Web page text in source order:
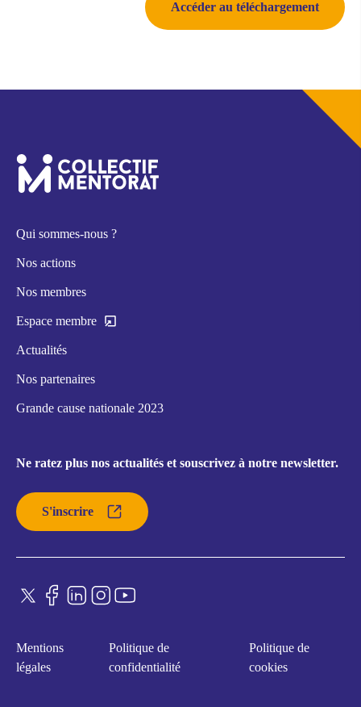
Qui sommes-nous ?
Nos actions
Nos membres
Espace membre
Actualités
Nos partenaires
Grande cause nationale 2023
Ne ratez plus nos actualités et souscrivez à notre newsletter.
S'inscrire
Mentions
légales
Politique de
confidentialité
Politique de
cookies